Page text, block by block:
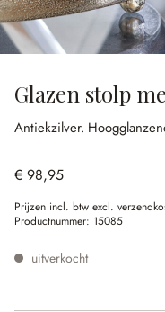
Glazen stolp
Antiekzilver.
€ 98,95
Prijzen incl. btw excl.
Productnummer: 15085
uitverkocht